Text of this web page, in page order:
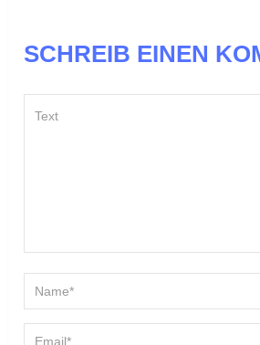
SCHREIB EINEN